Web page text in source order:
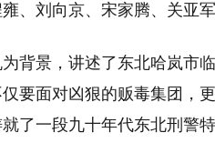
、‌刘向京‌、‌‌宋家腾‌、‌‌关亚
背景，讲述了东北哈岚市
要面对凶狠的贩毒集团，
了一段九十年代东北刑警特